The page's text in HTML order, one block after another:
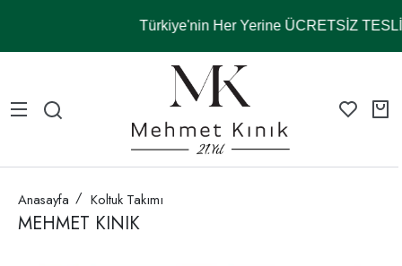
Türkiye'nin Her Yerine ÜCRETSİZ
Anasayfa Koltuk Takımı
MEHMET KINIK